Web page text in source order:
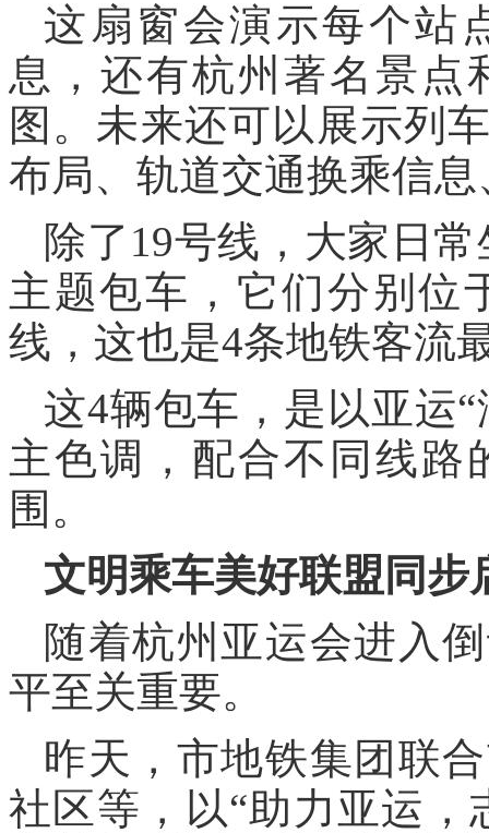
这扇窗会演示每个站
息，还有杭州著名景点
图。未来还可以展示列
布局、轨道交通换乘信
除了19号线，大家日
主题包车，它们分别位
线，这也是4条地铁客流
这4辆包车，是以亚运
主色调，配合不同线路
围。
文明乘车美好联盟同步
随着杭州亚运会进入
平至关重要。
昨天，市地铁集团联
社区等，以“助力亚运